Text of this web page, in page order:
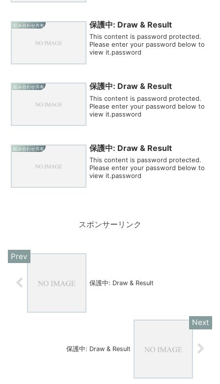
組み合わせ共有 保護中: Draw & Result
This content is password protected.
Please enter your password below to
view it.password
組み合わせ共有 保護中: Draw & Result
This content is password protected.
Please enter your password below to
view it.password
組み合わせ共有 保護中: Draw & Result
This content is password protected.
Please enter your password below to
view it.password
スポンサーリンク
保護中: Draw & Result
保護中: Draw & Result